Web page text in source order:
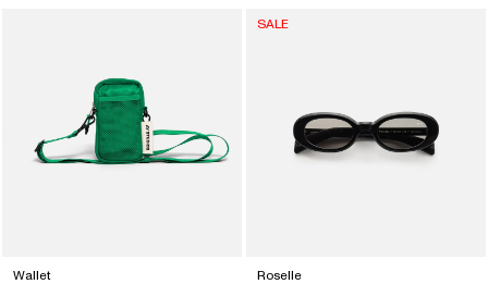
Wallet
SALE
Roselle